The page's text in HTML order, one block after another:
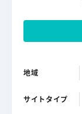
地域
サイトタイプ